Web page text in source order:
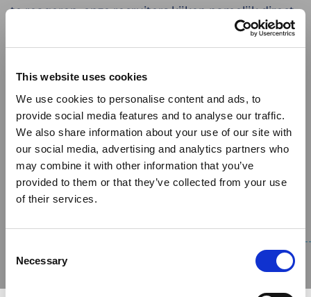
This website uses cookies
We use cookies to personalise content and ads, to
provide social media features and to analyse our traffic.
We also share information about your use of our site with
our social media, advertising and analytics partners who
may combine it with other information that you’ve
provided to them or that they’ve collected from your use
of their services.
Selection
Necessary
te reageren, onze recruiters kijken namelijk direct
welke vacatures nog meer bij jouw profiel passen.
Handig!
gaten. Eén van onze recruiters neemt binnen 48
uur contact met je op om jouw sollicitatie te
bespreken.
GESOLLICITEERD.EN NU?